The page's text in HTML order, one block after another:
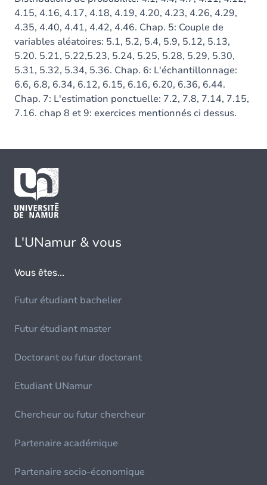
4.15, 4.16, 4.17, 4.18, 4.19, 4.20, 4.23, 4.26, 4.29,
4.35, 4.40, 4.41, 4.42, 4.46. Chap. 5: Couple de
variables aléatoires: 5.1, 5.2, 5.4, 5.9, 5.12, 5.13,
5.20. 5.21, 5.22,5.23, 5.24, 5.25, 5.28, 5.29, 5.30,
5.31, 5.32, 5.34, 5.36. Chap. 6: L'échantillonnage:
6.6, 6.8, 6.34, 6.12, 6.15, 6.16, 6.20, 6.36, 6.44.
Chap. 7: L'estimation ponctuelle: 7.2, 7.8, 7.14, 7.15,
7.16. chap 8 et 9: exercices mentionnés ci dessus.
L'UNamur & vous
Vous êtes...
Futur étudiant bachelier
Futur étudiant master
Doctorant ou futur doctorant
Etudiant UNamur
Chercheur ou futur chercheur
Partenaire académique
Partenaire socio-économique